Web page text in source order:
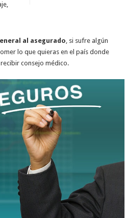
al asegurado, si sufre algún
lo que quieras en el país donde
consejo médico.